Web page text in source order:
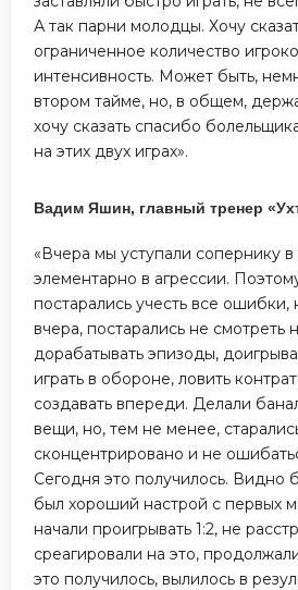
А так парни молодцы. Хочу
ограниченное количество
интенсивность. Может быть,
втором тайме, но, в общем,
хочу сказать спасибо
на этих двух играх».
Вадим Яшин, главный тренер
«Вчера мы уступали сопернику
элементарно в агрессии.
постарались учесть все
вчера, постарались не смотреть
дорабатывать эпизоды,
играть в обороне, ловить
создавать впереди. Делали
вещи, но, тем не менее,
сконцентрировано и не
Сегодня это получилось. Видно
был хороший настрой с первых
начали проигрывать 1:2, не
среагировали на это,
это получилось, вылилось в